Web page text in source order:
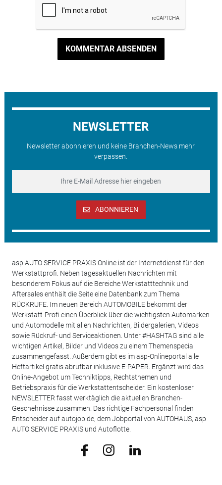
KOMMENTAR ABSENDEN
NEWSLETTER
Newsletter abonnieren und keine Branchen-News mehr
verpassen.
ABONNIEREN
asp AUTO SERVICE PRAXIS Online ist der Internetdienst für den
Werkstattprofi. Neben tagesaktuellen Nachrichten mit
besonderem Fokus auf die Bereiche Werkstatttechnik und
Aftersales enthält die Seite eine Datenbank zum Thema
RÜCKRUFE. Im neuen Bereich AUTOMOBILE bekommt der
Werkstatt-Profi einen Überblick über die wichtigsten Automarken
und Automodelle mit allen Nachrichten, Bildergalerien, Videos
sowie Rückruf- und Serviceaktionen. Unter #HASHTAG sind alle
wichtigen Artikel, Bilder und Videos zu einem Themenspecial
zusammengefasst. Außerdem gibt es im asp-Onlineportal alle
Heftartikel gratis abrufbar inklusive E-PAPER. Ergänzt wird das
Online-Angebot um Techniktipps, Rechtsthemen und
Betriebspraxis für die Werkstattentscheider. Ein kostenloser
NEWSLETTER fasst werktäglich die aktuellen Branchen-
Geschehnisse zusammen. Das richtige Fachpersonal finden
Entscheider auf autojob.de, dem Jobportal von AUTOHAUS, asp
AUTO SERVICE PRAXIS und Autoflotte.